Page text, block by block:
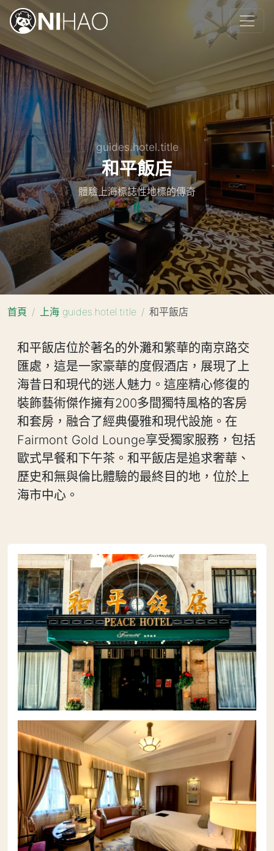
guides.hotel.title
和平飯店
體驗上海標誌性地標的傳奇
首頁 上海 guides.hotel.title 和平飯店
和平飯店位於著名的外灘和繁華的南京路交
匯處，這是一家豪華的度假酒店，展現了上
海昔日和現代的迷人魅力。這座精心修復的
裝飾藝術傑作擁有200多間獨特風格的客房
和套房，融合了經典優雅和現代設施。在
Fairmont Gold Lounge享受獨家服務，包括
歐式早餐和下午茶。和平飯店是追求奢華、
歷史和無與倫比體驗的最終目的地，位於上
海市中心。